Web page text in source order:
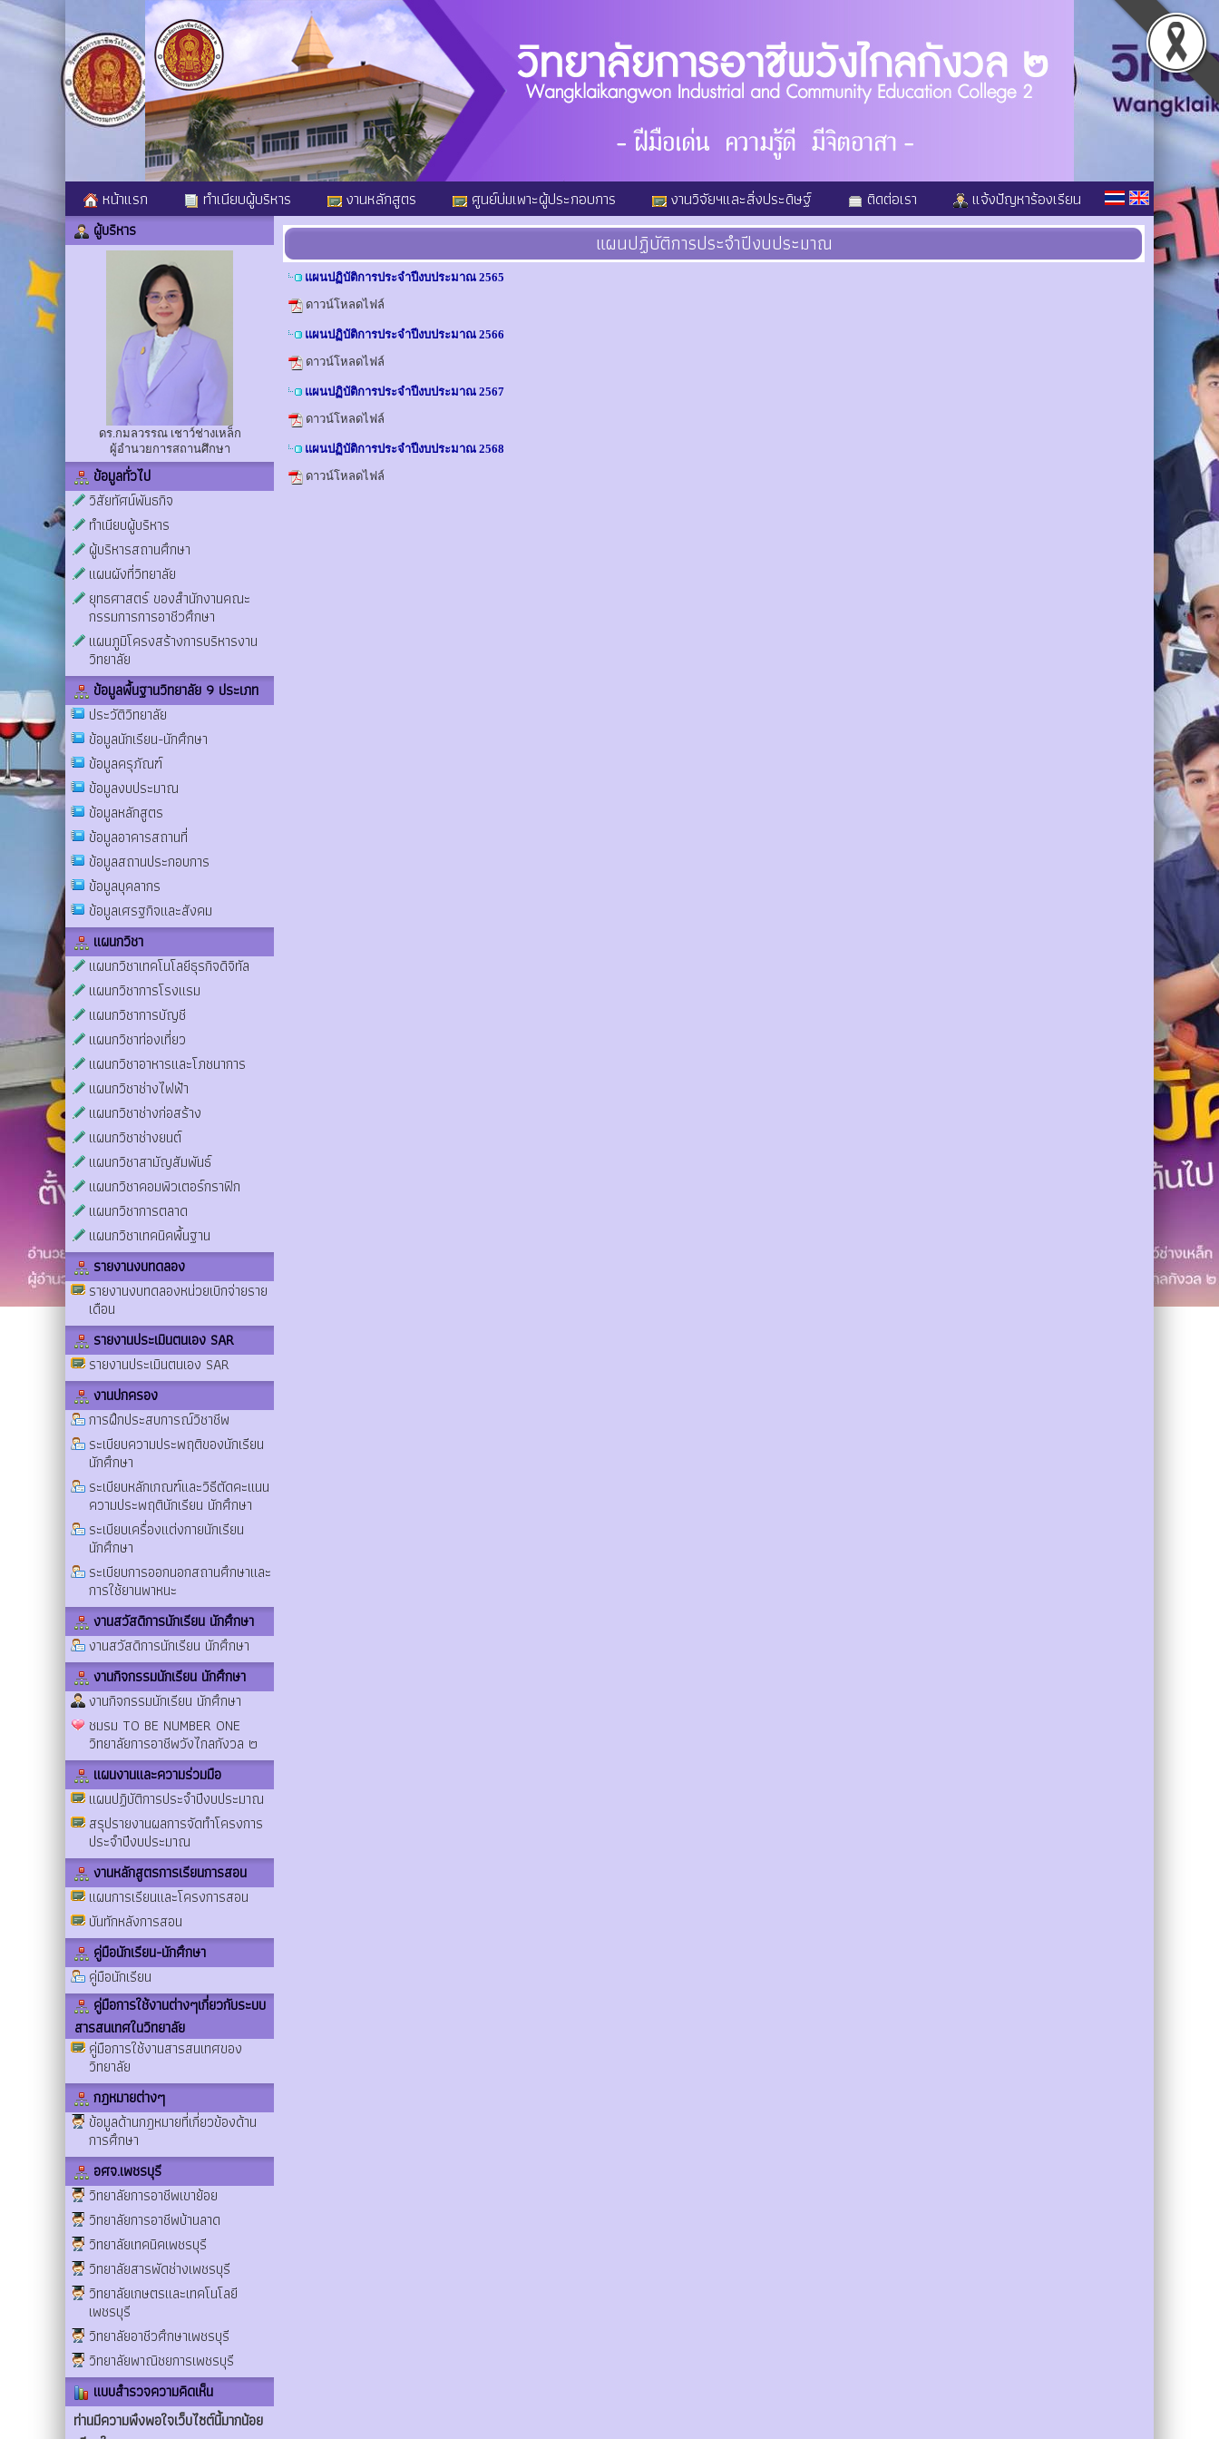
หน้าแรก ทำเนียบผู้บริหาร งานหลักสูตร ศูนย์บ่มเพาะผู้ประกอบการ งานวิจัยฯและสิ่งประดิษฐ์ ติดต่อเรา แจ้งปัญหาร้องเรียน
ผู้บริหาร
ดร.กมลวรรณ เชาว์ช่างเหล็ก
ผู้อำนวยการสถานศึกษา
ข้อมูลทั่วไป
วิสัยทัศน์พันธกิจ
ทำเนียบผู้บริหาร
ผู้บริหารสถานศึกษา
แผนผังที่วิทยาลัย
ยุทธศาสตร์ ของสำนักงานคณะ
กรรมการการอาชีวศึกษา
แผนภูมิโครงสร้างการบริหารงาน
วิทยาลัย
ข้อมูลพื้นฐานวิทยาลัย 9 ประเภท
ประวัติวิทยาลัย
ข้อมูลนักเรียน-นักศึกษา
ข้อมูลครุภัณฑ์
ข้อมูลงบประมาณ
ข้อมูลหลักสูตร
ข้อมูลอาคารสถานที่
ข้อมูลสถานประกอบการ
ข้อมูลบุคลากร
ข้อมูลเศรฐกิจและสังคม
แผนกวิชา
แผนกวิชาเทคโนโลยีธุรกิจดิจิทัล
แผนกวิชาการโรงแรม
แผนกวิชาการบัญชี
แผนกวิชาท่องเที่ยว
แผนกวิชาอาหารและโภชนาการ
แผนกวิชาช่างไฟฟ้า
แผนกวิชาช่างก่อสร้าง
แผนกวิชาช่างยนต์
แผนกวิชาสามัญสัมพันธ์
แผนกวิชาคอมพิวเตอร์กราฟิก
แผนกวิชาการตลาด
แผนกวิชาเทคนิคพื้นฐาน
รายงานงบทดลอง
รายงานงบทดลองหน่วยเบิกจ่ายราย
เดือน
รายงานประเมินตนเอง SAR
รายงานประเมินตนเอง SAR
งานปกครอง
การฝึกประสบการณ์วิชาชีพ
ระเบียบความประพฤติของนักเรียน
นักศึกษา
ระเบียบหลักเกณฑ์และวิธีตัดคะแนน
ความประพฤตินักเรียน นักศึกษา
ระเบียบเครื่องแต่งกายนักเรียน
นักศึกษา
ระเบียบการออกนอกสถานศึกษาและ
การใช้ยานพาหนะ
งานสวัสดิการนักเรียน นักศึกษา
งานสวัสดิการนักเรียน นักศึกษา
งานกิจกรรมนักเรียน นักศึกษา
งานกิจกรรมนักเรียน นักศึกษา
ชมรม TO BE NUMBER ONE
วิทยาลัยการอาชีพวังไกลกังวล ๒
แผนงานและความร่วมมือ
แผนปฏิบัติการประจำปีงบประมาณ
สรุปรายงานผลการจัดทำโครงการ
ประจำปีงบประมาณ
งานหลักสูตรการเรียนการสอน
แผนการเรียนและโครงการสอน
บันทักหลังการสอน
คู่มือนักเรียน-นักศึกษา
คู่มือนักเรียน
คู่มือการใช้งานต่างๆเกี่ยวกับระบบ
สารสนเทศในวิทยาลัย
คู่มือการใช้งานสารสนเทศของ
วิทยาลัย
กฎหมายต่างๆ
ข้อมูลด้านกฎหมายที่เกี่ยวข้องด้าน
การศึกษา
อศจ.เพชรบุรี
วิทยาลัยการอาชีพเขาย้อย
วิทยาลัยการอาชีพบ้านลาด
วิทยาลัยเทคนิคเพชรบุรี
วิทยาลัยสารพัดช่างเพชรบุรี
วิทยาลัยเกษตรและเทคโนโลยี
เพชรบุรี
วิทยาลัยอาชีวศึกษาเพชรบุรี
วิทยาลัยพาณิชยการเพชรบุรี
แบบสำรวจความคิดเห็น
ท่านมีความพึงพอใจเว็บไซต์นี้มากน้อย
แผนปฏิบัติการประจำปีงบประมาณ
แผนปฏิบัติการประจำปีงบประมาณ 2565
ดาวน์โหลดไฟล์
แผนปฏิบัติการประจำปีงบประมาณ 2566
ดาวน์โหลดไฟล์
แผนปฏิบัติการประจำปีงบประมาณ 2567
ดาวน์โหลดไฟล์
แผนปฏิบัติการประจำปีงบประมาณ 2568
ดาวน์โหลดไฟล์